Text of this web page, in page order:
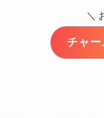
＼
チャ